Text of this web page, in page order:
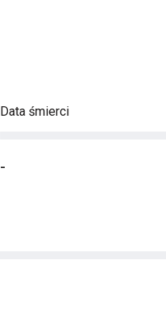
Data śmierci
-